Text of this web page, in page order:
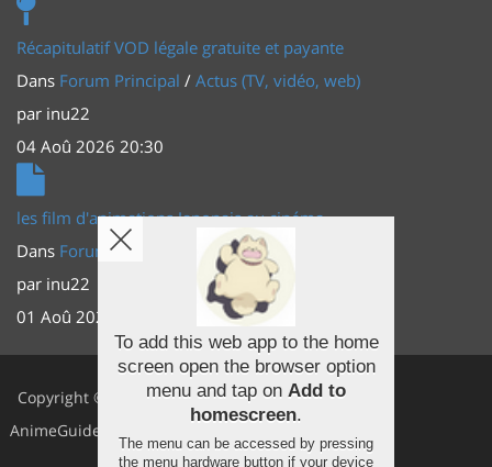
Récapitulatif VOD légale gratuite et payante
Dans Forum Principal / Actus (TV, vidéo, web)
par inu22
04 Aoû 2026 20:30
les film d'animations Japonais au cinéma
Dans Forum Principal
Actus (TV, vidéo, web)
par inu22
01 Aoû 2026 20:56
Copyright ©
AnimeGuides
Facebook
Youtube
To add this web app to the home
screen open the browser option
menu and tap on Add to
homescreen.
The menu can be accessed by pressing
the menu hardware button if your device